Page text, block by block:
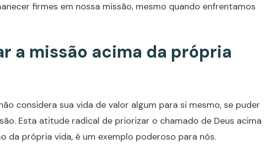
firmes em nossa missão, mesmo quando enfrentamos
a missão acima da própria
considera sua vida de valor algum para si mesmo, se puder
Esta atitude radical de priorizar o chamado de Deus acima
da própria vida, é um exemplo poderoso para nós.